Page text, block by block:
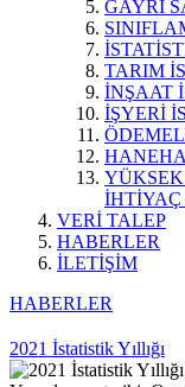
GAYRİ
TARIM
İNŞAAT
İŞYERİ
VERİ TALEP
HABERLER
İLETİŞİM
HABERLER
2021 İstatistik Yıllığı